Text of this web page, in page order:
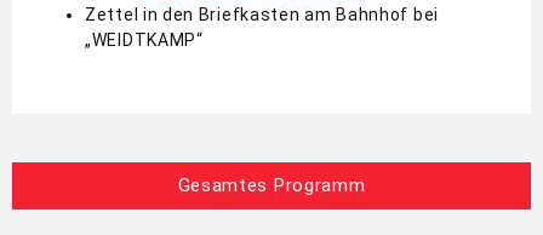
Zettel in den Briefkasten am Bahnhof bei
„WEIDTKAMP“
Gesamtes Programm